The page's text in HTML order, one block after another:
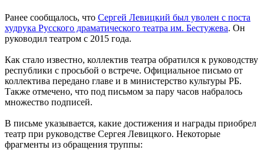
Ранее сообщалось, что Сергей Левицкий был уволен с поста
худрука Русского драматического театра им. Бестужева. Он
руководил театром с 2015 года.
Как стало известно, коллектив театра обратился к руководству
республики с просьбой о встрече. Официальное письмо от
коллектива передано главе и в министерство культуры РБ.
Также отмечено, что под письмом за пару часов набралось
множество подписей.
В письме указывается, какие достижения и награды приобрел
театр при руководстве Сергея Левицкого. Некоторые
фрагменты из обращения труппы: